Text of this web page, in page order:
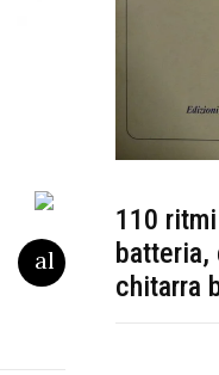
110
batteria,
chitarra